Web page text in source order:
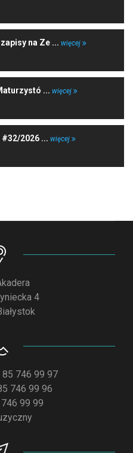
na Ze ... więcej
... więcej
2026 ... więcej
4
85 746 99 97
746 99 96
99 99